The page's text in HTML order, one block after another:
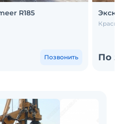
R185
Позвонить По